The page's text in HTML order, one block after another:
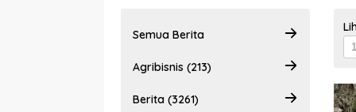
Semua Berita
Agribisnis (213)
Berita (3261)